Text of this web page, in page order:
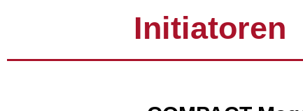
Initiatoren